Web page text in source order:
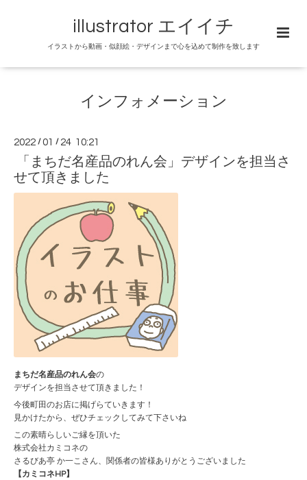
illustrator エイイチ
イラストから動画・似顔絵・デザインまで心を込めて制作を致します
インフォメーション
2022 /01 / 24 10:21
「まちだ名産品のれん会」デザインを担当さ
せて頂きました
まちだ名産品のれん会の
デザインを担当させて頂きました！
今後町田のお店に掲げらていきます！
見かけたから、ぜひチェックしてみて下さいね
この素晴らしいご縁を頂いた
株式会社カミコネの
さるびあ亭 か一こさん、関係者の皆様ありがとうございました
【カミコネHP】